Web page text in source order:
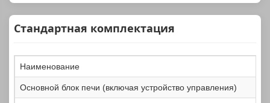
Стандартная комплектация
Наименование
Основной блок печи (включая устройство управления)